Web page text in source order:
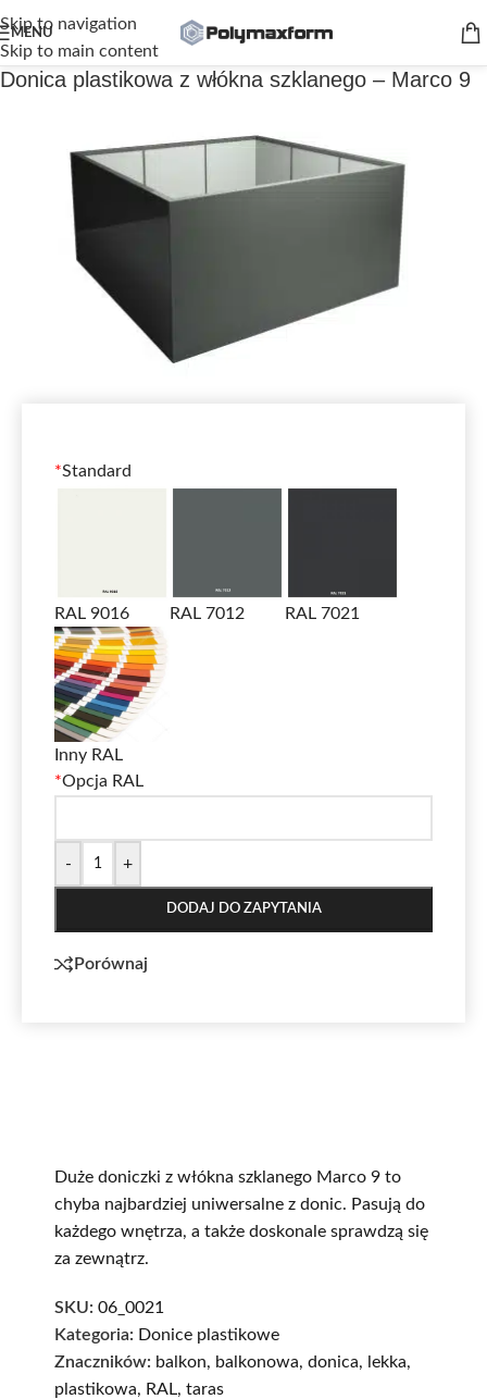
Skip to navigation
Skip to main content
MENU
Donica plastikowa z włókna szklanego – Marco 9
Duże doniczki z włókna szklanego Marco 9 to
chyba najbardziej uniwersalne z donic. Pasują do
każdego wnętrza, a także doskonale sprawdzą się
za zewnątrz.
SKU: 06_0021
Kategoria: Donice plastikowe
Znaczników: balkon, balkonowa, donica, lekka,
plastikowa, RAL, taras
*Standard
RAL 9016 RAL 7012 RAL 7021
Inny RAL
*Opcja RAL
- +
DODAJ DO ZAPYTANIA
Porównaj